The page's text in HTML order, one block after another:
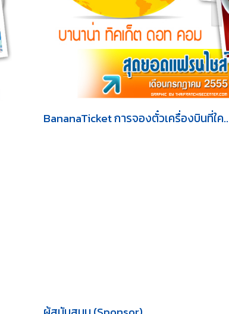
BananaTicket การจองตั๋วเครื่องบินที่ใค..